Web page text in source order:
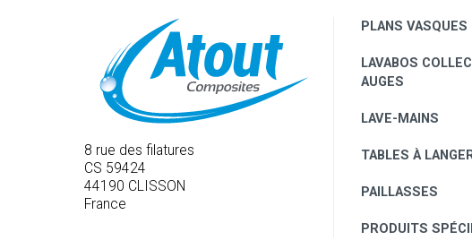
8 rue des filatures
CS 59424
44190 CLISSON
France
PLANS VASQUES
LAVABOS
AUGES
LAVE-MAINS
TABLES À
PAILLASSES
PRODUITS